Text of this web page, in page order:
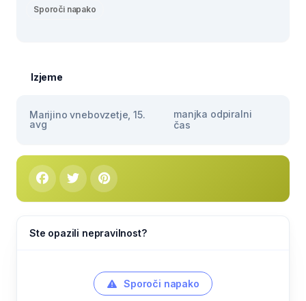
Sporoči napako
Izjeme
Marijino vnebovzetje, 15.
avg
manjka odpiralni
čas
Ste opazili nepravilnost?
Sporoči napako